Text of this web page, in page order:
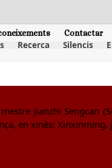
Contactar
Recerca Silencis
Jianzhi Sengcan
en xinès: